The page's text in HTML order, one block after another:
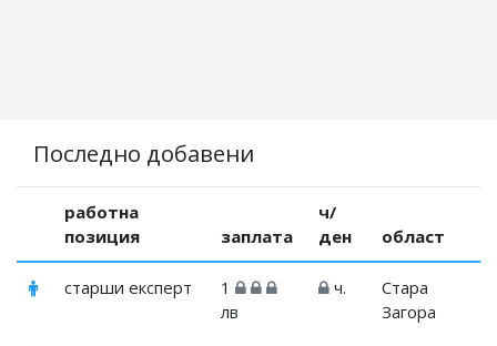
Последно добавени
работна
позиция
заплата
ч/
ден
област
старши експерт
1
лв
ч.
Стара
Загора